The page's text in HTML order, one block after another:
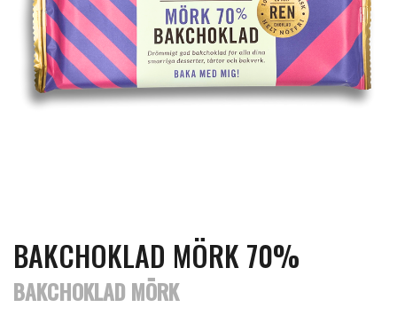
BAKCHOKLAD MÖRK 70%
BAKCHOKLAD MÖRK